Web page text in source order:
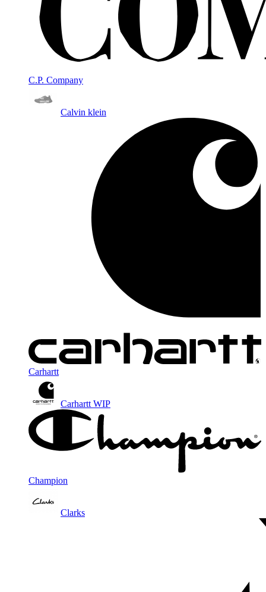
C.P. Company
Calvin klein
Carhartt
Carhartt WIP
Champion
Clarks